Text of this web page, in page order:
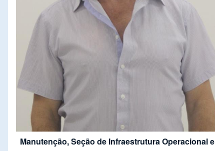
Manutenção, Seção de Infraestrutura Operacional e